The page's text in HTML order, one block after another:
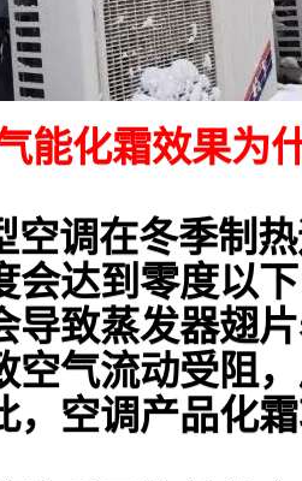
能化霜效果为
调在冬季制
会达到零度以
导致蒸发器翅
空气流动受阻
，空调产品化